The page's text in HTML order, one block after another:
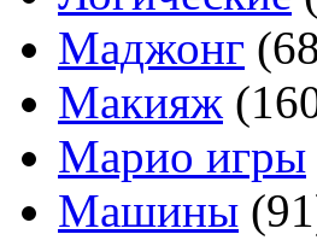
Маджонг
Макияж
Марио игры
Машины